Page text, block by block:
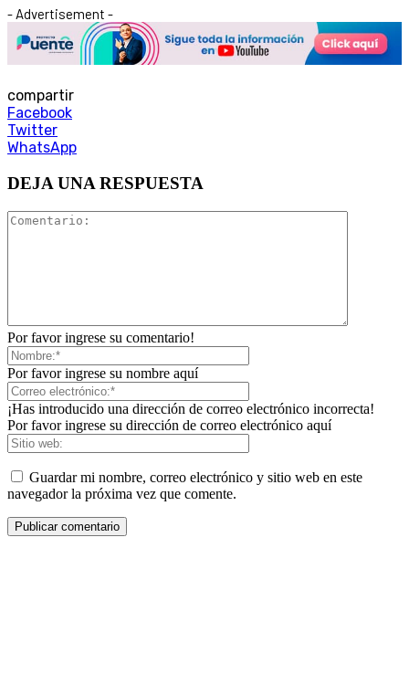
- Advertisement -
compartir
Facebook
Twitter
WhatsApp
DEJA UNA RESPUESTA
Por favor ingrese su comentario!
Por favor ingrese su nombre aquí
¡Has introducido una dirección de correo electrónico incorrecta!
Por favor ingrese su dirección de correo electrónico aquí
Guardar mi nombre, correo electrónico y sitio web en este
navegador la próxima vez que comente.